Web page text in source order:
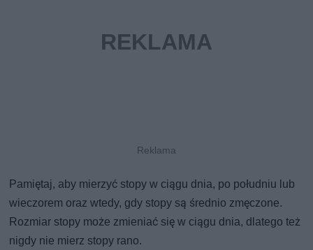
Pamiętaj, aby mierzyć stopy w ciągu dnia, po południu lub
wieczorem oraz wtedy, gdy stopy są średnio zmęczone.
Rozmiar stopy może zmieniać się w ciągu dnia, dlatego też
nigdy nie mierz stopy rano.